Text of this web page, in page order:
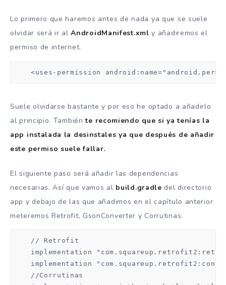
Lo primero que haremos antes de nada ya que se suele
olvidar será ir alAndroidManifest.xml y añadiremos el
permiso de internet.
<uses-permission
Suele olvidarse bastante y por eso he optado a añadirlo
al principio. También te recomiendo que si ya tenías la
app instalada la desinstales ya que después de añadir
este permiso suele fallar.
El siguiente paso será añadir las dependencias
necesarias. Así que vamos al build.gradle del directorio
app y debajo de las que añadimos en el capítulo anterior
meteremos Retrofit, GsonConverter y Corrutinas.
    // Retrofit
implementation
implementation
    //Corrutinas